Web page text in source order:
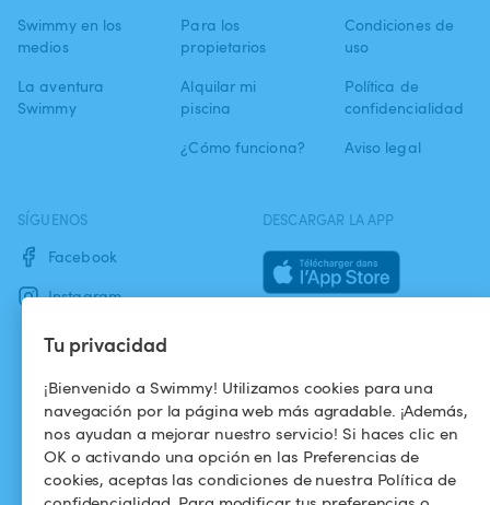
Tu privacidad
¡Bienvenido a Swimmy! Utilizamos cookies para una
navegación por la página web más agradable. ¡Además,
nos ayudan a mejorar nuestro servicio! Si haces clic en
OK o activando una opción en las Preferencias de
cookies, aceptas las condiciones de nuestra Política de
Swimmy en los
medios
La aventura
Swimmy
Para los
propietarios
Alquilar mi
piscina
¿Cómo funciona?
Condiciones de
uso
Política de
confidencialidad
Aviso legal
SÍGUENOS
Facebook
Instagram
DESCARGAR LA APP